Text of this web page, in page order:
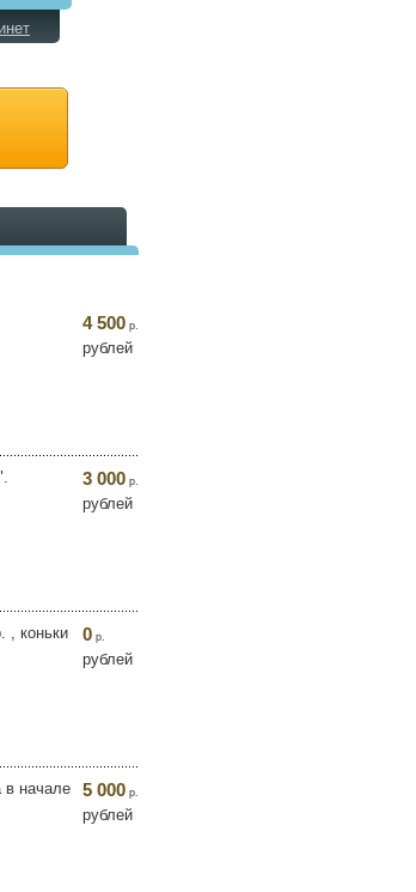
4 500 р.
рублей
3 000 р.
рублей
, коньки
0 р.
рублей
в начале
5 000 р.
рублей